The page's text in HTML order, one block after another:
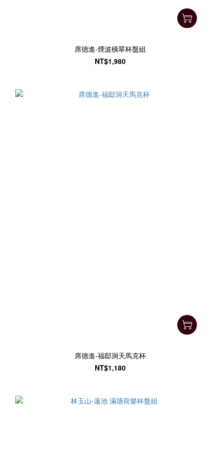
席德進-煙波橫翠杯盤組
NT$1,980
席德進-福邸洞天馬克杯
NT$1,180